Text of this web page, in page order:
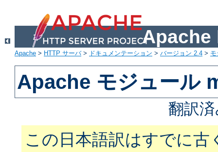
Apache
Apache > HTTP サーバ> ドキュメンテーション > バージョン 2.4 >
Apache モジュール
翻訳
この日本語訳はすでに古